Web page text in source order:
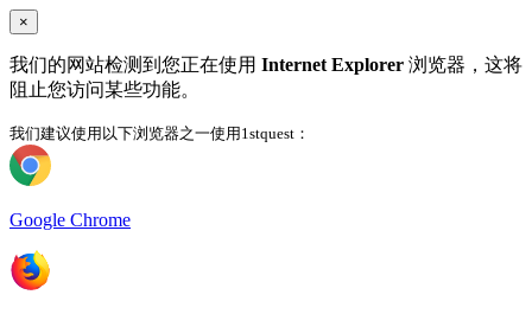
×
我们的网站检测到您正在使用 Internet Explorer 浏览器，这将
阻止您访问某些功能。
我们建议使用以下浏览器之一使用1stquest：
Google Chrome